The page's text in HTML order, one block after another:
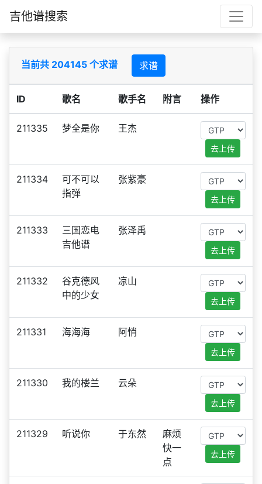
吉他谱搜索
当前共 204145 个求谱 求谱
ID 歌名 歌手名 附言 操作
211335 梦全是你 王杰
去上传
211334
可不可以
指弹
张紫豪
去上传
211333
三国恋电
吉他谱
张泽禹
去上传
211332
谷克德风
中的少女
凉山
去上传
211331 海海海 阿悄
去上传
211330 我的楼兰 云朵
去上传
211329 听说你 于东然
麻烦
快一
点
去上传